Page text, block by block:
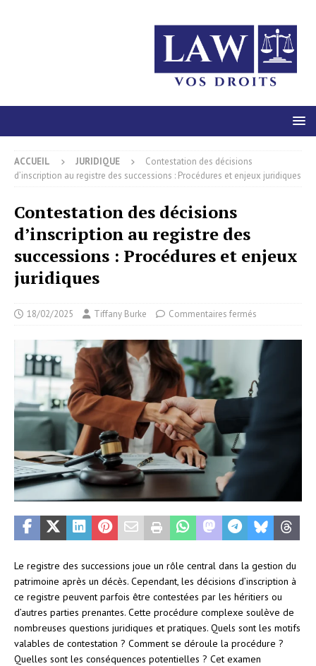
ACCUEIL JURIDIQUE
Contestation des décisions
d’inscription au registre des successions : Procédures et enjeux juridiques
Contestation des décisions
d’inscription au registre des
successions : Procédures et enjeux
juridiques
18/02/2025 Tiffany Burke Commentaires fermés
Le registre des successions joue un rôle central dans la gestion du
patrimoine après un décès. Cependant, les décisions d’inscription à
ce registre peuvent parfois être contestées par les héritiers ou
d’autres parties prenantes. Cette procédure complexe soulève de
nombreuses questions juridiques et pratiques. Quels sont les motifs
valables de contestation ? Comment se déroule la procédure ?
Quelles sont les conséquences potentielles ? Cet examen